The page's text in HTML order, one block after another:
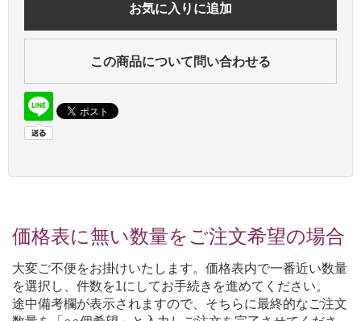
お気に入りに追加
この商品について問い合わせる
価格表に無い数量をご注文希望の場合
大変ご不便をお掛けいたします。価格表内で一番近い数量
を選択し、件数を1にしてお手続きを進めてください。
途中備考欄が表示されますので、そちらに最終的なご注文